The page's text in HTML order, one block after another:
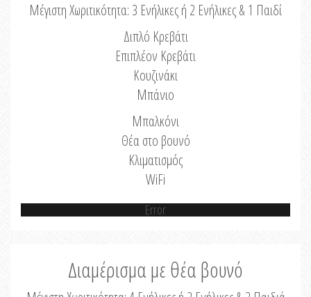
Μέγιστη Χωριτικότητα: 3 Ενήλικες ή 2 Ενήλικες & 1 Παιδί
Διπλό Κρεβάτι
Επιπλέον Κρεβάτι
Κουζινάκι
Μπάνιο
Μπαλκόνι
Θέα στο βουνό
Κλιματισμός
WiFi
Error
Διαμέρισμα με θέα βουνό